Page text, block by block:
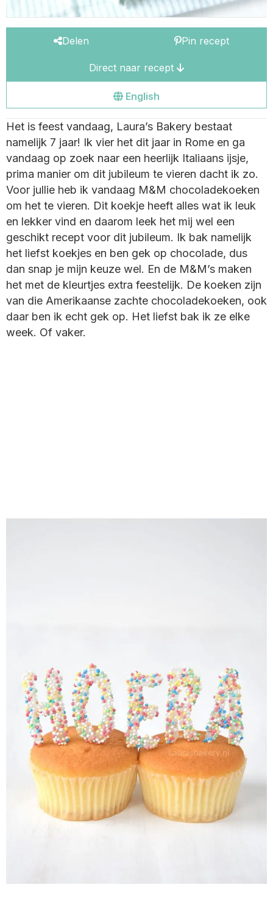
Delen Pin recept
English
the
english
site
Direct naar recept
Het is feest vandaag, Laura’s Bakery bestaat
namelijk 7 jaar! Ik vier het dit jaar in Rome en ga
vandaag op zoek naar een heerlijk Italiaans ijsje,
prima manier om dit jubileum te vieren dacht ik zo.
Voor jullie heb ik vandaag M&M chocoladekoeken
om het te vieren. Dit koekje heeft alles wat ik leuk
en lekker vind en daarom leek het mij wel een
geschikt recept voor dit jubileum. Ik bak namelijk
het liefst koekjes en ben gek op chocolade, dus
dan snap je mijn keuze wel. En de M&M’s maken
het met de kleurtjes extra feestelijk. De koeken zijn
van die Amerikaanse zachte chocoladekoeken, ook
daar ben ik echt gek op. Het liefst bak ik ze elke
week. Of vaker.